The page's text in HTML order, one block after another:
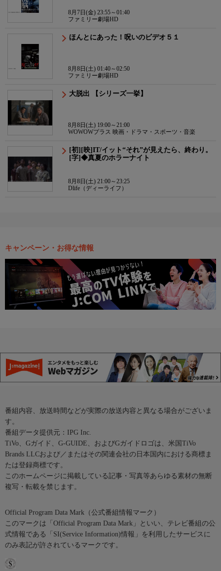
8月7日(金) 23:55～01:40
ファミリー劇場HD
ほんとにあった！呪いのビデオ５１
8月8日(土) 01:40～02:50
ファミリー劇場HD
大脱出 【シリーズ一挙】
8月8日(土) 19:00～21:00
WOWOWプラス 映画・ドラマ・スポーツ・音楽
[初][映]IT/イット“それ”が見えたら、終わり。
[字]◆真夏のホラーナイト
8月8日(土) 21:00～23:25
Dlife（ディーライフ）
キャンペーン・お得な情報
番組内容、放送時間などが実際の放送内容と異なる場合がございま
す。
番組データ提供元：IPG Inc.
TiVo、Gガイド、G-GUIDE、およびGガイドロゴは、米国TiVo
Brands LLCおよび／またはその関連会社の日本国内における商標ま
たは登録商標です。
このホームページに掲載している記事・写真等あらゆる素材の無断
複写・転載を禁じます。
Official Program Data Mark（公式番組情報マーク）
このマークは「Official Program Data Mark」といい、テレビ番組の公
式情報である「SI(Service Information)情報」を利用したサービスに
のみ表記が許されているマークです。